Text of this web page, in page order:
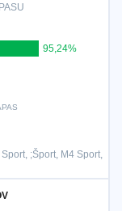
95,24%
;Šport, M4 Sport,